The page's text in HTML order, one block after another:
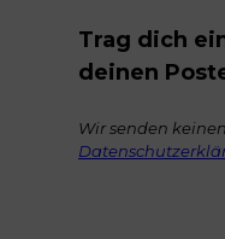
Trag dich
deinen
Wir senden